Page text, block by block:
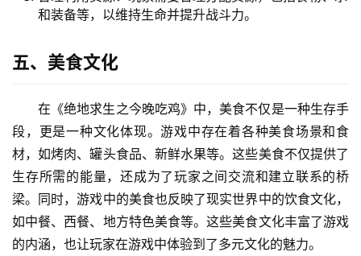
和装备等，以维持生命并提升战斗力。
五、美食文化
在《绝地求生之今晚吃鸡》中，美食不仅是一种生存手
段，更是一种文化体现。游戏中存在着各种美食场景和食
材，如烤肉、罐头食品、新鲜水果等。这些美食不仅提供了
生存所需的能量，还成为了玩家之间交流和建立联系的桥
梁。同时，游戏中的美食也反映了现实世界中的饮食文化，
如中餐、西餐、地方特色美食等。这些美食文化丰富了游戏
的内涵，也让玩家在游戏中体验到了多元文化的魅力。